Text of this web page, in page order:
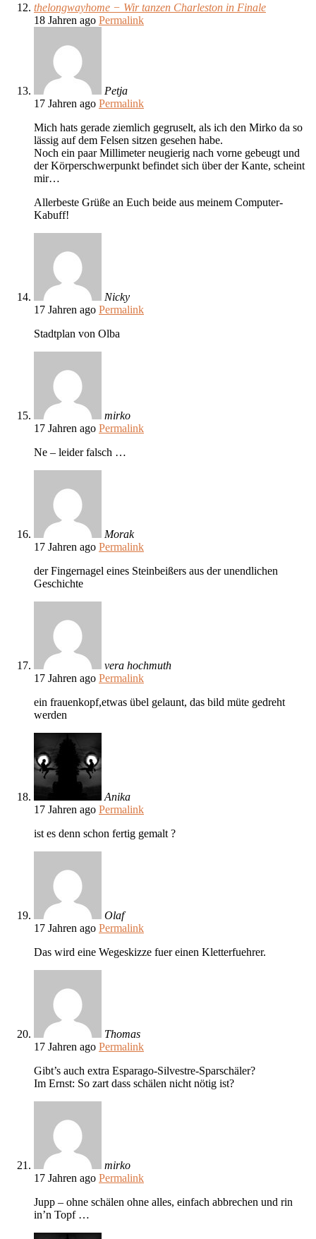
thelongwayhome − Wir tanzen Charleston in Finale
18 Jahren ago Permalink
Petja
17 Jahren ago Permalink
Mich hats gerade ziemlich gegruselt, als ich den Mirko da so
lässig auf dem Felsen sitzen gesehen habe.
Noch ein paar Millimeter neugierig nach vorne gebeugt und
der Körperschwerpunkt befindet sich über der Kante, scheint
mir…
Allerbeste Grüße an Euch beide aus meinem Computer-
Kabuff!
Nicky
17 Jahren ago Permalink
Stadtplan von Olba
mirko
17 Jahren ago Permalink
Ne – leider falsch …
Morak
17 Jahren ago Permalink
der Fingernagel eines Steinbeißers aus der unendlichen
Geschichte
vera hochmuth
17 Jahren ago Permalink
ein frauenkopf,etwas übel gelaunt, das bild müte gedreht
werden
Anika
17 Jahren ago Permalink
ist es denn schon fertig gemalt ?
Olaf
17 Jahren ago Permalink
Das wird eine Wegeskizze fuer einen Kletterfuehrer.
Thomas
17 Jahren ago Permalink
Gibt’s auch extra Esparago-Silvestre-Sparschäler?
Im Ernst: So zart dass schälen nicht nötig ist?
mirko
17 Jahren ago Permalink
Jupp – ohne schälen ohne alles, einfach abbrechen und rin
in’n Topf …